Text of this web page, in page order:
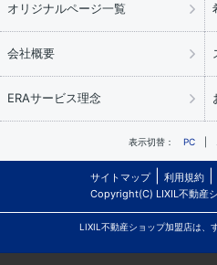
オリジナルページ一覧
会社概要
ERAサービス理念
表示切替： PC
サイトマップ 利用規約
Copyright(C) LIXIL不動産
LIXIL不動産ショップ加盟店は、